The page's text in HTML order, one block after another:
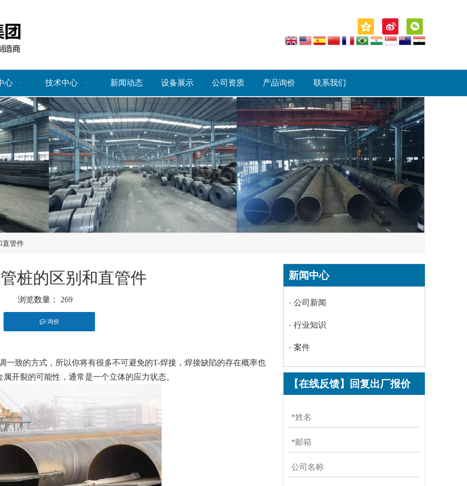
心 技术中心 新闻动态 设备展示 公司资质 产品询价 联系我们
直管件
桩的区别和直管件
浏览数量： 269
询价
一致的方式，所以你将有很多不可避免的T-焊接，焊接缺陷的存在概率也
开裂的可能性，通常是一个立体的应力状态。
新闻中心
公司新闻
行业知识
案件
【在线反馈】回复出厂报价